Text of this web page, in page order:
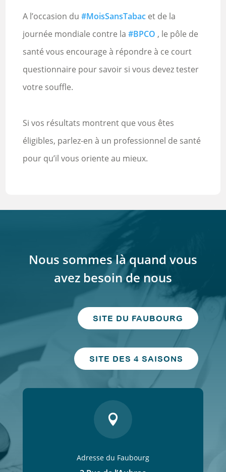
A l’occasion du#MoisSansTabac et de la
journée mondiale contre la#BPCO , le pôle de
santé vous encourage à répondre à ce court
questionnaire pour savoir si vous devez tester
votre souffle.
Si vos résultats montrent que vous êtes
éligibles, parlez-en à un professionnel de santé
pour qu’il vous oriente au mieux.
Nous sommes là quand vous
avez besoin de nous
SITE DU FAUBOURG
SITE DES 4 SAISONS

Adresse du Faubourg